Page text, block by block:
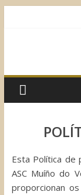
do
Sociocultural
Esta Política de
ASC Muíño do
proporcionan